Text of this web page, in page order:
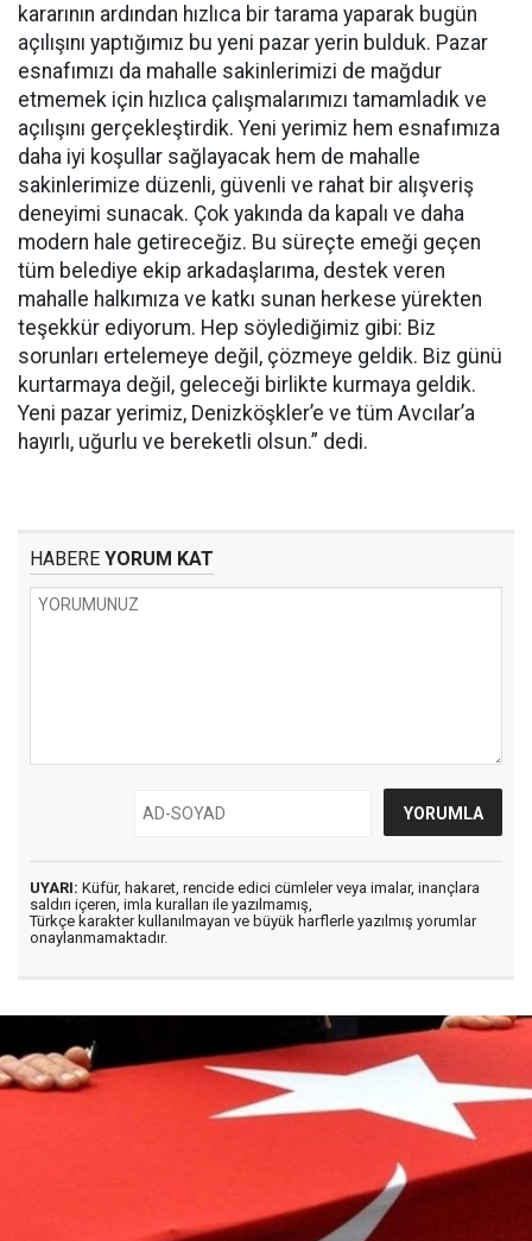
kararının ardından hızlıca bir tarama yaparak bugün
açılışını yaptığımız bu yeni pazar yerin bulduk. Pazar
esnafımızı da mahalle sakinlerimizi de mağdur
etmemek için hızlıca çalışmalarımızı tamamladık ve
açılışını gerçekleştirdik. Yeni yerimiz hem esnafımıza
daha iyi koşullar sağlayacak hem de mahalle
sakinlerimize düzenli, güvenli ve rahat bir alışveriş
deneyimi sunacak. Çok yakında da kapalı ve daha
modern hale getireceğiz. Bu süreçte emeği geçen
tüm belediye ekip arkadaşlarıma, destek veren
mahalle halkımıza ve katkı sunan herkese yürekten
teşekkür ediyorum. Hep söylediğimiz gibi: Biz
sorunları ertelemeye değil, çözmeye geldik. Biz günü
kurtarmaya değil, geleceği birlikte kurmaya geldik.
Yeni pazar yerimiz, Denizköşkler’e ve tüm Avcılar’a
hayırlı, uğurlu ve bereketli olsun.” dedi.
HABERE YORUM KAT
UYARI: Küfür, hakaret, rencide edici cümleler veya imalar, inançlara
saldırı içeren, imla kuralları ile yazılmamış,
Türkçe karakter kullanılmayan ve büyük harflerle yazılmış yorumlar
onaylanmamaktadır.